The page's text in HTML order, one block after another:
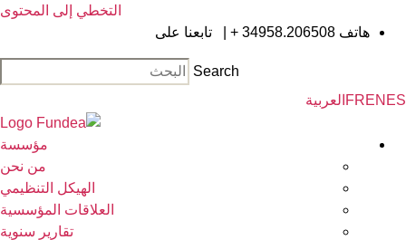
التخطي إلى المحتوى
هاتف34958.206508 +
| تابعنا على
Search
EN
FRالعربية
مؤسسة
من نحن
الهيكل التنظيمي
العلاقات المؤسسية
تقارير سنوية